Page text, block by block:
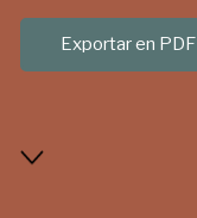
Exportar en PDF